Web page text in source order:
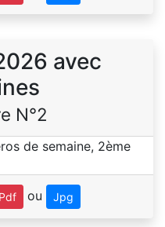
avec
N°2
Pdf ou Jpg